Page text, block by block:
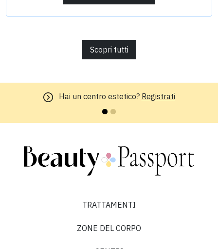
Scopri tutti
Hai un centro estetico? Registrati
TRATTAMENTI
ZONE DEL CORPO